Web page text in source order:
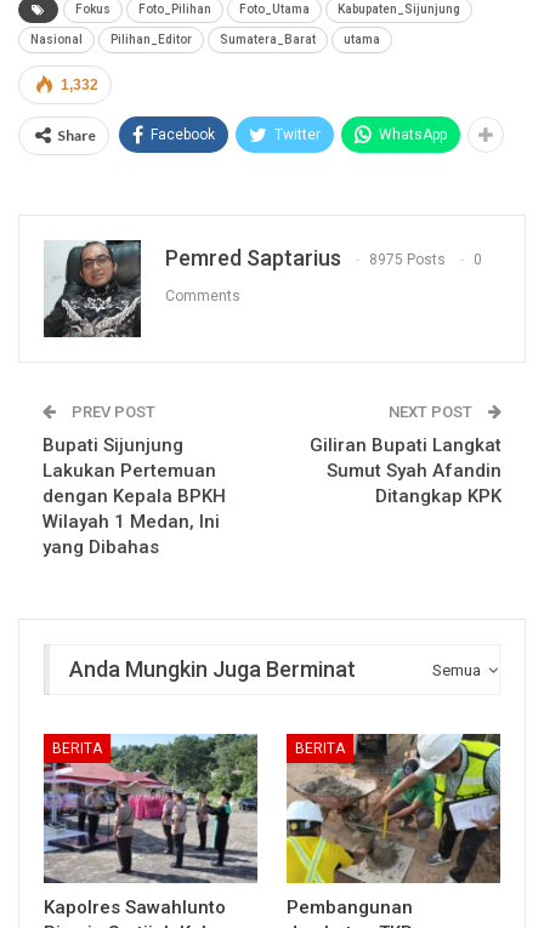
Fokus Foto_Pilihan Foto_Utama Kabupaten_Sijunjung
Nasional Pilihan_Editor Sumatera_Barat utama
1,332
Share Facebook Twitter WhatsApp
Pemred Saptarius 8975 Posts 0
Comments
PREV POST
Bupati Sijunjung
Lakukan Pertemuan
dengan Kepala BPKH
Wilayah 1 Medan, Ini
yang Dibahas
NEXT POST
Giliran Bupati Langkat
Sumut Syah Afandin
Ditangkap KPK
Semua
Anda Mungkin Juga Berminat
BERITA
Kapolres Sawahlunto
BERITA
Pembangunan